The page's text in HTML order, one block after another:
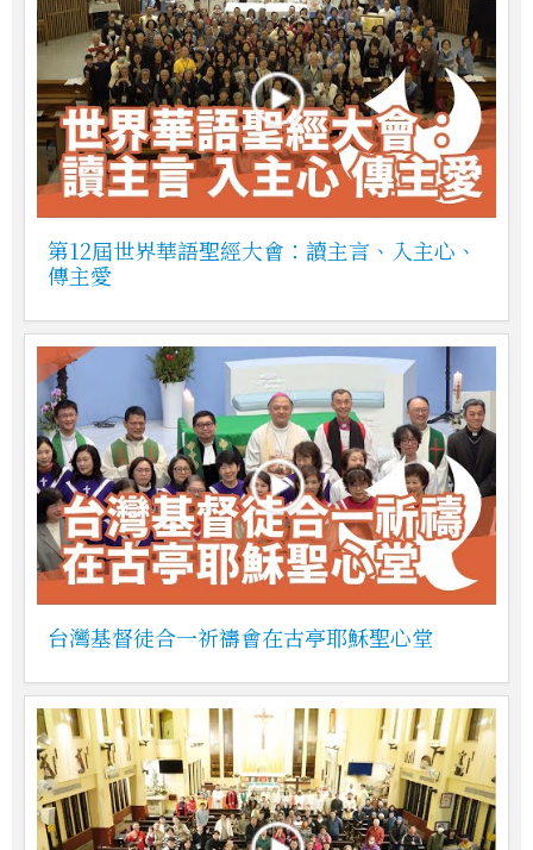
第12屆世界華語聖經大會：讀主言、入主心、
傳主愛
台灣基督徒合一祈禱會在古亭耶穌聖心堂